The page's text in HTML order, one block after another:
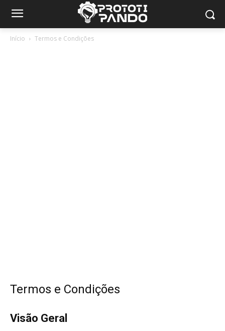
Início Termos e Condições
Termos e Condições
Visão Geral